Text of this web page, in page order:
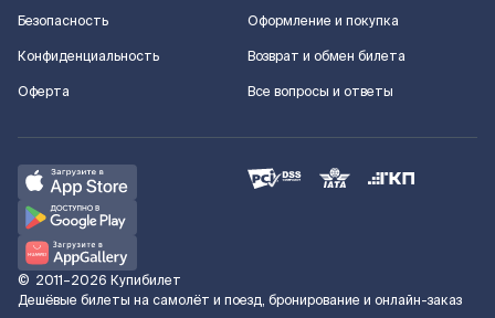
Безопасность
Конфиденциальность
Оферта
Оформление и покупка
Возврат и обмен билета
Все вопросы и ответы
© 2011–2026 Купибилет
Дешёвые билеты на самолёт и поезд, бронирование и онлайн-заказ